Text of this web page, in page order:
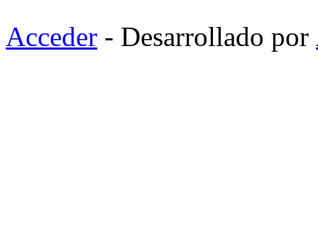
Acceder - Desarrollado por